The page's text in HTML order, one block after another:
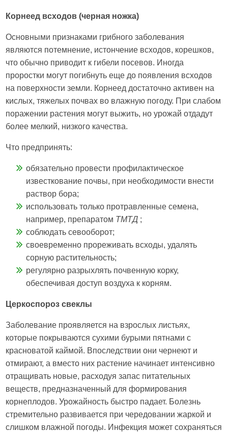
Корнеед всходов (черная ножка)
Основными признаками грибного заболевания
являются потемнение, истончение всходов, корешков,
что обычно приводит к гибели посевов. Иногда
проростки могут погибнуть еще до появления всходов
на поверхности земли. Корнеед достаточно активен на
кислых, тяжелых почвах во влажную погоду. При слабом
поражении растения могут выжить, но урожай отдадут
более мелкий, низкого качества.
Что предпринять:
обязательно провести профилактическое
известкование почвы, при необходимости внести
раствор бора;
использовать только протравленные семена,
например, препаратом ТМТД ;
соблюдать севооборот;
своевременно прореживать всходы, удалять
сорную растительность;
регулярно разрыхлять почвенную корку,
обеспечивая доступ воздуха к корням.
Церкоспороз свеклы
Заболевание проявляется на взрослых листьях,
которые покрываются сухими бурыми пятнами с
красноватой каймой. Впоследствии они чернеют и
отмирают, а вместо них растение начинает интенсивно
отращивать новые, расходуя запас питательных
веществ, предназначенный для формирования
корнеплодов. Урожайность быстро падает. Болезнь
стремительно развивается при чередовании жаркой и
слишком влажной погоды. Инфекция может сохраняться